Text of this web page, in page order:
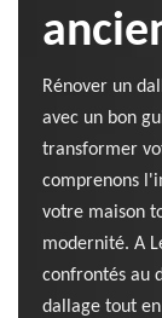
Rénover un
avec un bon
transformer
comprenons
votre maison
modernité. A
confrontés au
dallage tout